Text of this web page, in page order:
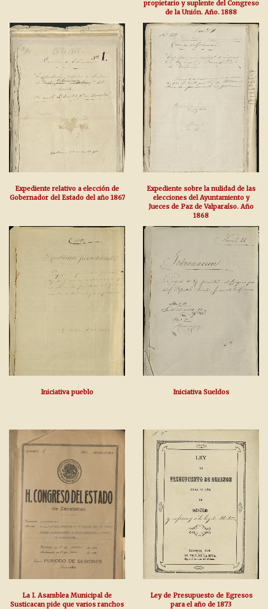
propietario y suplente del Congreso
de la Unión. Año. 1888
Expediente relativo a elección de
Gobernador del Estado del año 1867
Expediente sobre la nulidad de las
elecciones del Ayuntamiento y
Jueces de Paz de Valparaíso. Año
1868
Iniciativa pueblo Iniciativa Sueldos
La I. Asamblea Municipal de
Susticacan pide que varios ranchos
Ley de Presupuesto de Egresos
para el año de 1873